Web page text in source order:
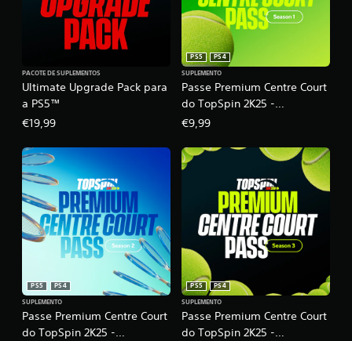
Ultimate Upgrade Pack para
a PS5™
PACOTE DE SUPLEMENTOS
€19,99
Passe Premium Centre Court
do TopSpin 2K25 -
Temporada 1
PS5
PS4
SUPLEMENTO
€9,99
Passe Premium Centre Court
do TopSpin 2K25 -
PS5
PS4
SUPLEMENTO
Passe Premium Centre Court
do TopSpin 2K25 -
PS5
PS4
SUPLEMENTO